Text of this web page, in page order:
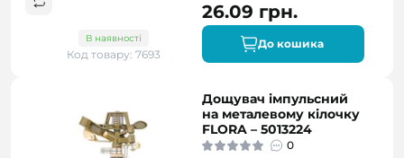
В наявності
Код товару: 7693
26.09 грн.
До кошика
Дощувач імпульсний
на металевому кілочку
FLORA – 5013224
0